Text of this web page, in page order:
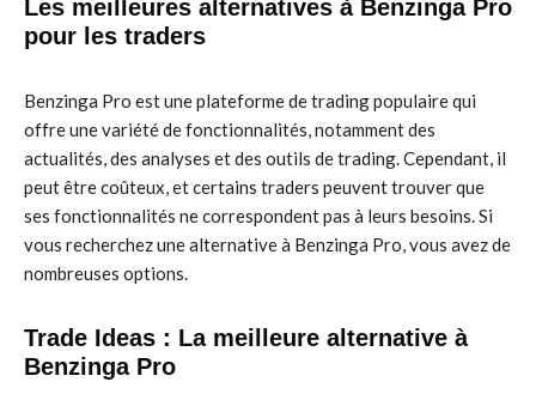
Les meilleures alternatives à Benzinga Pro
pour les traders
Benzinga Pro est une plateforme de trading populaire qui
offre une variété de fonctionnalités, notamment des
actualités, des analyses et des outils de trading. Cependant, il
peut être coûteux, et certains traders peuvent trouver que
ses fonctionnalités ne correspondent pas à leurs besoins. Si
vous recherchez une alternative à Benzinga Pro, vous avez de
nombreuses options.
Trade Ideas : La meilleure alternative à
Benzinga Pro